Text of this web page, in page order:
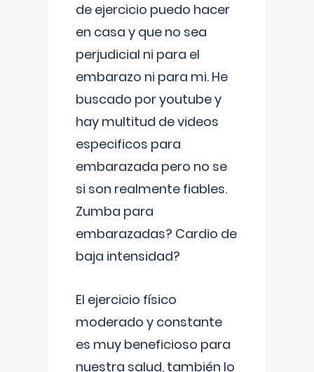
de ejercicio puedo hacer
en casa y que no sea
perjudicial ni para el
embarazo ni para mi. He
buscado por youtube y
hay multitud de videos
especificos para
embarazada pero no se
si son realmente fiables.
Zumba para
embarazadas? Cardio de
baja intensidad?
El ejercicio físico
moderado y constante
es muy beneficioso para
nuestra salud, también lo